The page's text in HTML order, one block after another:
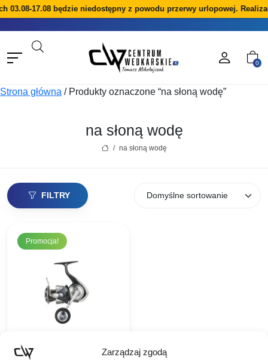
Zarządzaj zgodą
03.08-17.08 będzie niedostępny z powodu przerwy urlopowej.
0
Strona główna /Produkty oznaczone “na słoną wodę”
na słoną wodę
/ na słoną wodę
FILTRY
Promocja!